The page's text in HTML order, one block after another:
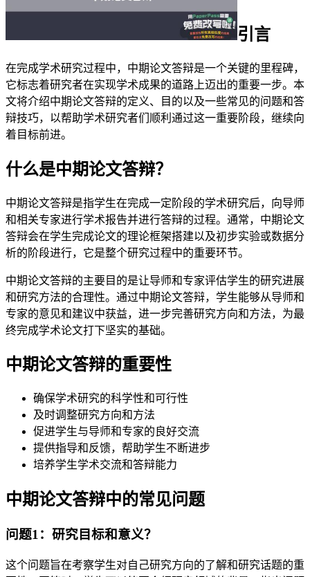
引言
在完成学术研究过程中，中期论文答辩是一个关键的里程碑，
它标志着研究者在实现学术成果的道路上迈出的重要一步。本
文将介绍中期论文答辩的定义、目的以及一些常见的问题和答
辩技巧，以帮助学术研究者们顺利通过这一重要阶段，继续向
着目标前进。
什么是中期论文答辩？
中期论文答辩是指学生在完成一定阶段的学术研究后，向导师
和相关专家进行学术报告并进行答辩的过程。通常，中期论文
答辩会在学生完成论文的理论框架搭建以及初步实验或数据分
析的阶段进行，它是整个研究过程中的重要环节。
中期论文答辩的主要目的是让导师和专家评估学生的研究进展
和研究方法的合理性。通过中期论文答辩，学生能够从导师和
专家的意见和建议中获益，进一步完善研究方向和方法，为最
终完成学术论文打下坚实的基础。
中期论文答辩的重要性
确保学术研究的科学性和可行性
及时调整研究方向和方法
促进学生与导师和专家的良好交流
提供指导和反馈，帮助学生不断进步
培养学生学术交流和答辩能力
中期论文答辩中的常见问题
问题1：研究目标和意义？
这个问题旨在考察学生对自己研究方向的了解和研究话题的重